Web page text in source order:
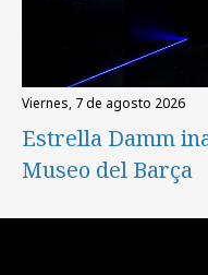
viernes, 7 de agosto 2026
Estrella Damm
Museo del Barça